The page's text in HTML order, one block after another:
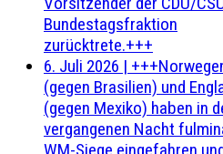
Bundestagsfraktion
zurücktrete.+++
6. Juli 2026 |
(gegen Brasilien) und
(gegen Mexiko) haben in
vergangenen Nacht